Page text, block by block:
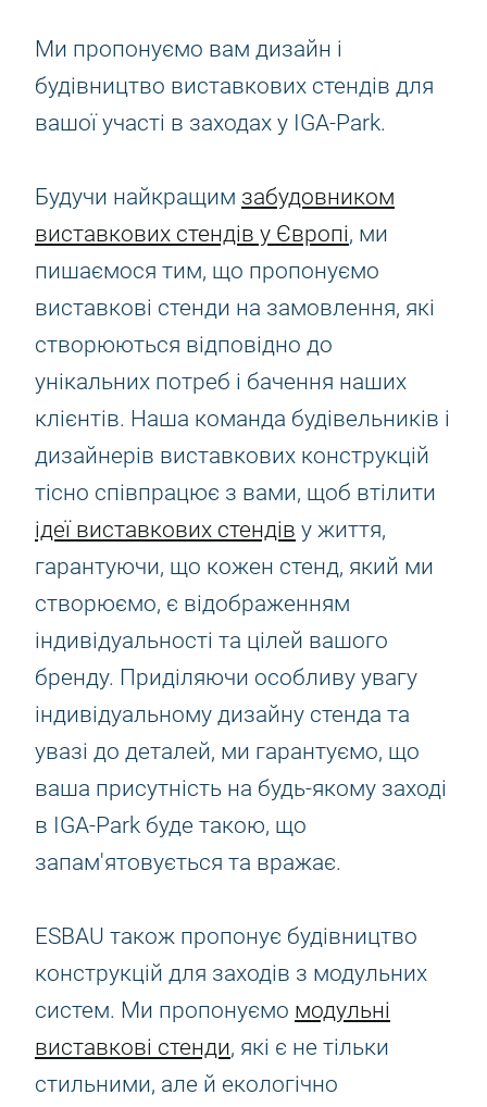
Ми пропонуємо вам дизайн і
будівництво виставкових стендів для
вашої участі в заходах у IGA-Park.
Будучи найкращим забудовником
виставкових стендів у Європі, ми
пишаємося тим, що пропонуємо
виставкові стенди на замовлення, які
створюються відповідно до
унікальних потреб і бачення наших
клієнтів. Наша команда будівельників і
дизайнерів виставкових конструкцій
тісно співпрацює з вами, щоб втілити
ідеї виставкових стендів у життя,
гарантуючи, що кожен стенд, який ми
створюємо, є відображенням
індивідуальності та цілей вашого
бренду. Приділяючи особливу увагу
індивідуальному дизайну стенда та
увазі до деталей, ми гарантуємо, що
ваша присутність на будь-якому заході
в IGA-Park буде такою, що
запам'ятовується та вражає.
ESBAU також пропонує будівництво
конструкцій для заходів з модульних
систем. Ми пропонуємо модульні
виставкові стенди, які є не тільки
стильними, але й екологічно